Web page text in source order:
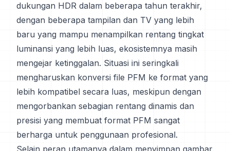
dukungan HDR dalam beberapa tahun terakhir,
dengan beberapa tampilan dan TV yang lebih
baru yang mampu menampilkan rentang tingkat
luminansi yang lebih luas, ekosistemnya masih
mengejar ketinggalan. Situasi ini seringkali
mengharuskan konversi file PFM ke format yang
lebih kompatibel secara luas, meskipun dengan
mengorbankan sebagian rentang dinamis dan
presisi yang membuat format PFM sangat
berharga untuk penggunaan profesional.
Selain peran utamanya dalam menyimpan gambar